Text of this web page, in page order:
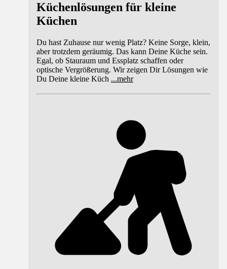
Küchenlösungen für kleine
Küchen
Du hast Zuhause nur wenig Platz? Keine Sorge, klein,
aber trotzdem geräumig. Das kann Deine Küche sein.
Egal, ob Stauraum und Essplatz schaffen oder
optische Vergrößerung. Wir zeigen Dir Lösungen wie
Du Deine kleine Küch ...mehr